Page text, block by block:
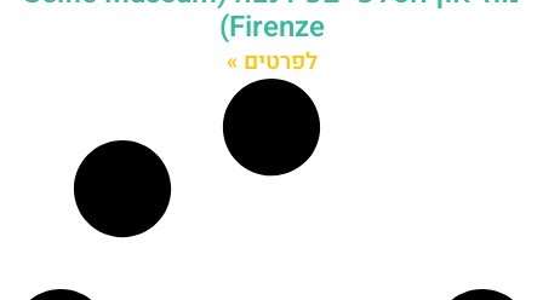
Firenze)
לפרטים »